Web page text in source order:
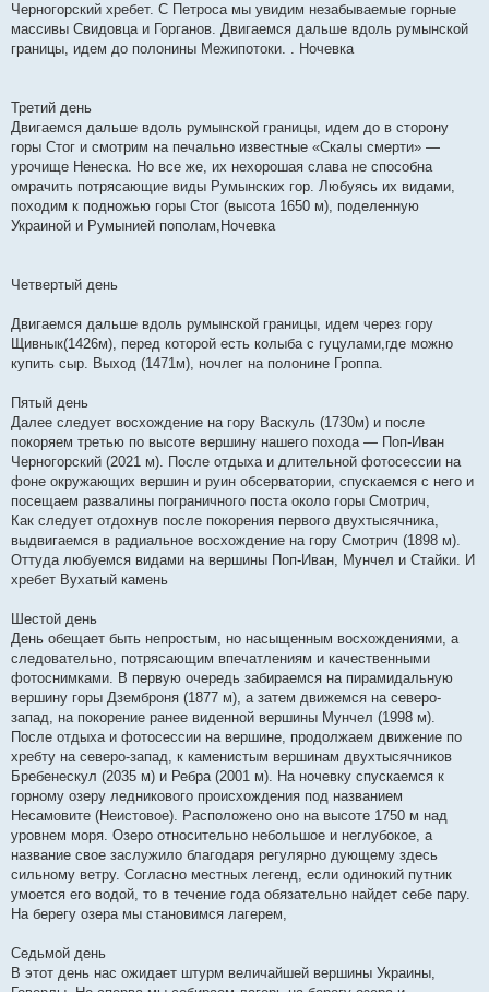
Черногорский хребет. С Петроса мы увидим незабываемые горные
массивы Свидовца и Горганов. Двигаемся дальше вдоль румынской
границы, идем до полонины Межипотоки. . Ночевка
Третий день
Двигаемся дальше вдоль румынской границы, идем до в сторону
горы Стог и смотрим на печально известные «Скалы смерти» —
урочище Ненеска. Но все же, их нехорошая слава не способна
омрачить потрясающие виды Румынских гор. Любуясь их видами,
походим к подножью горы Стог (высота 1650 м), поделенную
Украиной и Румынией пополам,Ночевка
Четвертый день
Двигаемся дальше вдоль румынской границы, идем через гору
Щивнык(1426м), перед которой есть колыба с гуцулами,где можно
купить сыр. Выход (1471м), ночлег на полонине Гроппа.
Пятый день
Далее следует восхождение на гору Васкуль (1730м) и после
покоряем третью по высоте вершину нашего похода — Поп-Иван
Черногорский (2021 м). После отдыха и длительной фотосессии на
фоне окружающих вершин и руин обсерватории, спускаемся с него и
посещаем развалины пограничного поста около горы Смотрич,
Как следует отдохнув после покорения первого двухтысячника,
выдвигаемся в радиальное восхождение на гору Смотрич (1898 м).
Оттуда любуемся видами на вершины Поп-Иван, Мунчел и Стайки. И
хребет Вухатый камень
Шестой день
День обещает быть непростым, но насыщенным восхождениями, а
следовательно, потрясающим впечатлениям и качественными
фотоснимками. В первую очередь забираемся на пирамидальную
вершину горы Дземброня (1877 м), а затем движемся на северо-
запад, на покорение ранее виденной вершины Мунчел (1998 м).
После отдыха и фотосессии на вершине, продолжаем движение по
хребту на северо-запад, к каменистым вершинам двухтысячников
Бребенескул (2035 м) и Ребра (2001 м). На ночевку спускаемся к
горному озеру ледникового происхождения под названием
Несамовите (Неистовое). Расположено оно на высоте 1750 м над
уровнем моря. Озеро относительно небольшое и неглубокое, а
название свое заслужило благодаря регулярно дующему здесь
сильному ветру. Согласно местных легенд, если одинокий путник
умоется его водой, то в течение года обязательно найдет себе пару.
На берегу озера мы становимся лагерем,
Седьмой день
В этот день нас ожидает штурм величайшей вершины Украины,